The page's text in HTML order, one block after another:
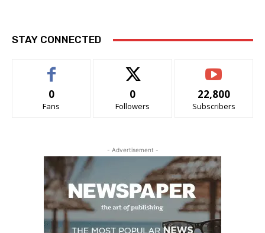
STAY CONNECTED
0
Fans
0
Followers
22,800
Subscribers
- Advertisement -